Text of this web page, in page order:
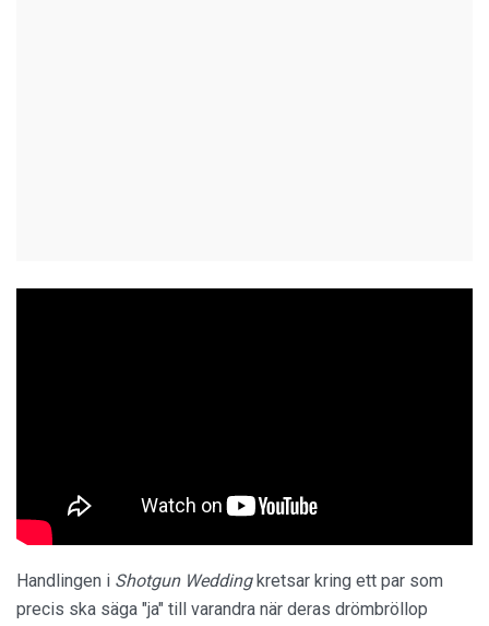
Handlingen i Shotgun Weddingkretsar kring ett par som
precis ska säga "ja" till varandra när deras drömbröllop